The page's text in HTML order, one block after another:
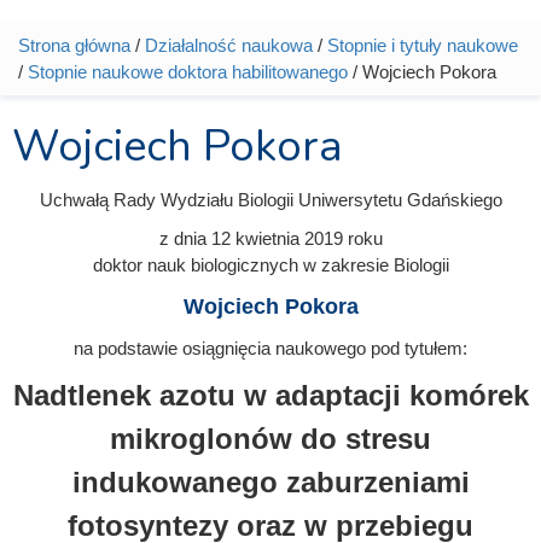
Jesteś tutaj
Strona główna / Działalność naukowa / Stopnie i tytuły naukowe
/ Stopnie naukowe doktora habilitowanego / Wojciech Pokora
Wojciech Pokora
Uchwałą Rady Wydziału Biologii Uniwersytetu Gdańskiego
z dnia 12 kwietnia 2019roku
doktor nauk biologicznych w zakresie Biologii
Wojciech Pokora
na podstawie osiągnięcia naukowego pod tytułem:
Nadtlenek azotu w adaptacji komórek
mikroglonów do stresu
indukowanego zaburzeniami
fotosyntezy oraz w przebiegu